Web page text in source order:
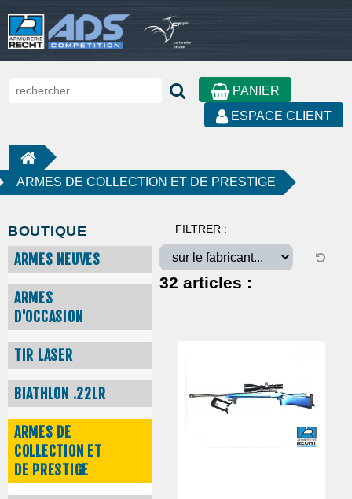
PANIER
ESPACE CLIENT
ARMES DE COLLECTION ET DE PRESTIGE
BOUTIQUE
ARMES NEUVES
ARMES
D'OCCASION
TIR LASER
BIATHLON .22LR
ARMES DE
COLLECTION ET
DE PRESTIGE
FILTRER :
32 articles :